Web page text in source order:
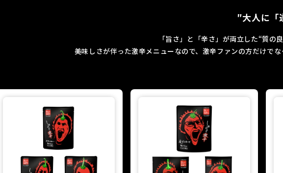
″大人に「
「旨さ」と「辛さ」が両立した“質の
美味しさが伴った激辛メニューなので、激辛ファンの方だけで